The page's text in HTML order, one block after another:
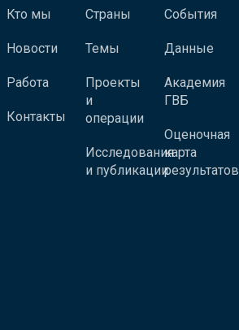
Кто мы
Новости
Работа
Контакты
Страны
Темы
Проекты
и
операции
Исследования
и публикации
События
Данные
Академия
ГВБ
Оценочная
карта
результатов